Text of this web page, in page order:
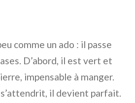
comme un ado : il passe
D’abord, il est vert et
impensable à manger.
il devient parfait.